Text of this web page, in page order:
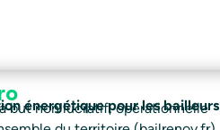
énergétique pour les bailleurs
but non lucratif, opérationnelle